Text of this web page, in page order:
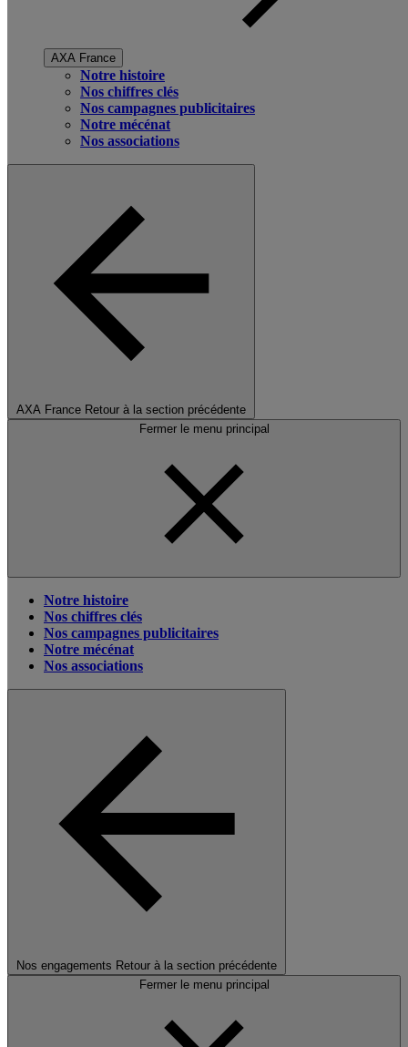
AXA France
Notre histoire
Nos chiffres clés
Nos campagnes publicitaires
Notre mécénat
Nos associations
AXA France Retour à la section précédente
Fermer le menu principal
Notre histoire
Nos chiffres clés
Nos campagnes publicitaires
Notre mécénat
Nos associations
Nos engagements Retour à la section précédente
Fermer le menu principal